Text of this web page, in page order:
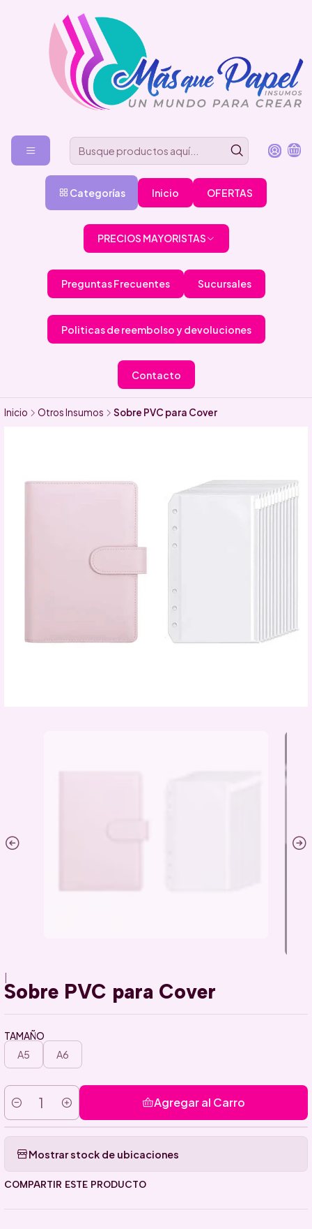
Categorías Inicio OFERTAS
PRECIOS MAYORISTAS
Preguntas Frecuentes Sucursales
Politicas de reembolso y devoluciones
Contacto
Inicio Otros Insumos Sobre PVC para Cover
Sobre PVC para Cover
TAMAÑO
A5 A6
Cantidad
Agregar al Carro
Mostrar stock de ubicaciones
COMPARTIR ESTE PRODUCTO